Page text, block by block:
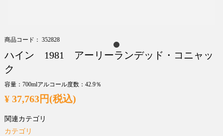
商品コード： 352828
ハイン 1981 アーリーランデッド・コニャッ
ク
容量：700mlアルコール度数：42.9％
¥ 37,763円(税込)
関連カテゴリ
カテゴリ